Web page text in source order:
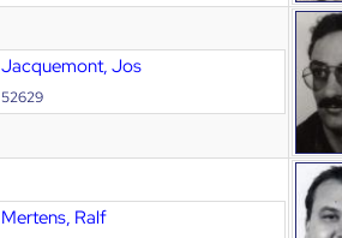
Jacquemont, Jos
52629
Mertens, Ralf